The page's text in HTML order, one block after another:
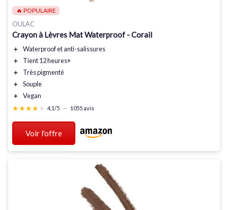
🔥 POPULAIRE
OULAC
Crayon à Lèvres Mat Waterproof - Corail
＋ Waterproofetanti-salissures
＋
Tient 12 heures+
＋
Très pigmenté
＋
Souple
＋
Vegan
★★★★★
★★★★★ 4,1/5 — 1055 avis
Voir l'offre